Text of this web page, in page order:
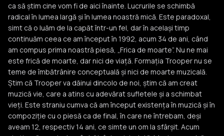
ca să știm cine vom fi de aici înainte. Lucrurile se schimbă
radical în lumea largă și în lumea noastră mică. Este paradoxal,
simt că o luăm de la capăt într-un fel, dar în același timp
continuăm ceea ce am început în 1992, acum 34 de ani, când
am compus prima noastră piesă, „Frica de moarte”. Nu ne mai
este frică de moarte, dar nici de viață. Formația Trooper nu se
teme de îmbătrânire conceptuală și nici de moarte muzicală.
Știm că Trooper va dăinui dincolo de noi, știm că am creat
muzică vie, care a atins cu adevărat sufletele și a schimbat
vieți. Este straniu cumva că am început existența în muzică și în
compoziție cu o piesă ca de final, în care ne întrebam, deși
aveam 12, respectiv 14 ani, ce simte un om la sfârșit. Acum